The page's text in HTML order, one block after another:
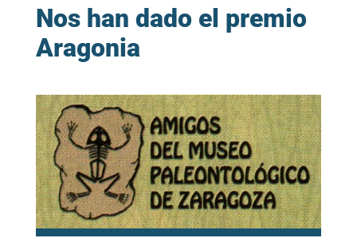
Nos han dado el premio
Aragonia